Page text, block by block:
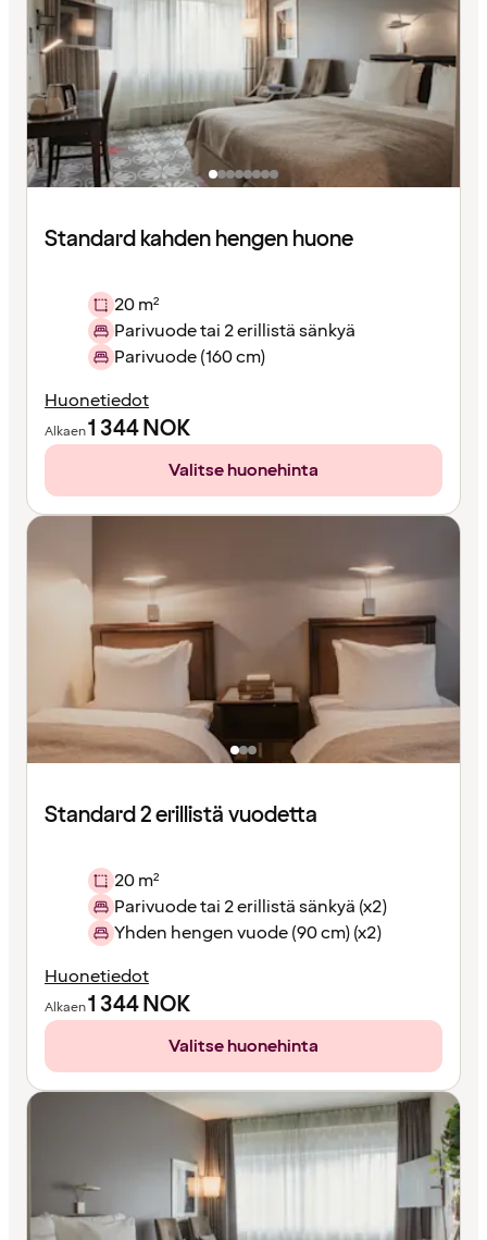
Standard kahden hengen huone
20 m²
Parivuode tai 2 erillistä sänkyä
Parivuode (160 cm)
Huonetiedot
Alkaen1 344NOK
Valitse huonehinta
Standard 2 erillistä vuodetta
20 m²
Parivuode tai 2 erillistä sänkyä (x2)
Yhden hengen vuode (90 cm) (x2)
Huonetiedot
Alkaen1 344NOK
Valitse huonehinta